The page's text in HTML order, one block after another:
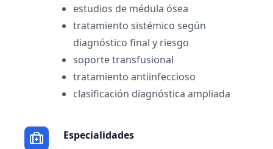
estudios de médula ósea
tratamiento sistémico según
diagnóstico final y riesgo
soporte transfusional
tratamiento antiinfeccioso
clasificación diagnóstica ampliada
Especialidades